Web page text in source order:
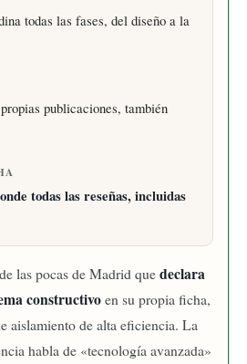
todas las fases, del diseño a la
publicaciones, también
todas las reseñas, incluidas
las pocas de Madrid quedeclara
constructivoen su propia ficha,
aislamiento de alta eficiencia. La
habla de «tecnología avanzada»